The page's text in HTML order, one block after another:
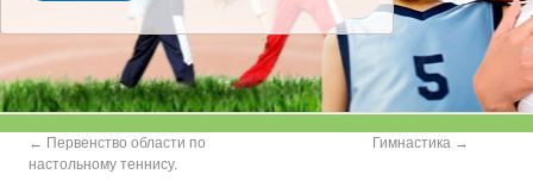
← Первенство области по
настольному теннису.
Гимнастика →